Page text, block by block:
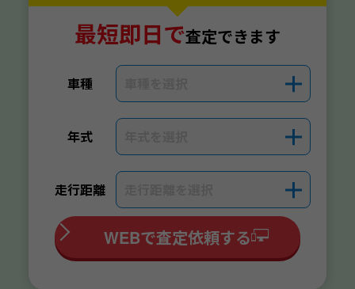
最短即日で査定できます
車種 ＋
年式 ＋
走行距離 ＋
WEBで査定依頼する